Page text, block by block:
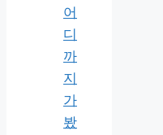
어
디
까
지
가
봤